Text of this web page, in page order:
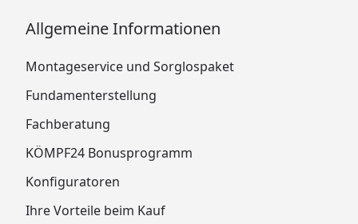
Allgemeine Informationen
Montageservice und Sorglospaket
Fundamenterstellung
Fachberatung
KÖMPF24 Bonusprogramm
Konfiguratoren
Ihre Vorteile beim Kauf